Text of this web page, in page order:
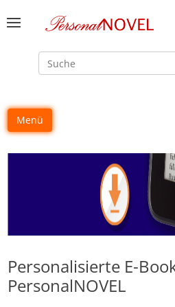
Suche
Menü
Personalisierte E-
PersonalNOVEL